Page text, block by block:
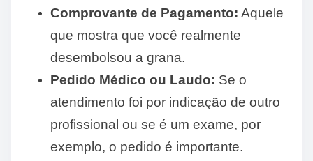
Comprovante de Pagamento: Aquele
que mostra que você realmente
desembolsou a grana.
Pedido Médico ou Laudo: Se o
atendimento foi por indicação de outro
profissional ou se é um exame, por
exemplo, o pedido é importante.